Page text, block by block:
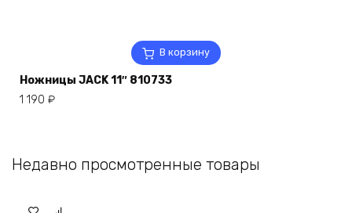
В корзину
Ножницы JACK 11″ 810733
1 190 ₽
Недавно просмотренные товары